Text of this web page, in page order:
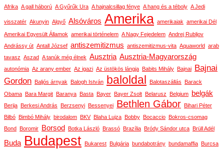
Afrika A gall háború A Gyűrűk Ura A hajnalcsillag fénye A hang és a téboly A Jedi
visszatér Akunyin Algyő Alsóváros Amerika amerikaiak amerikai Dél
Amerikai Egyesült Államok amerikai történelem A Nagy Fejedelem Andrej Rubljov
Andrássy út Antall József antiszemitizmus antiszemitizmus-vita Aquaworld arab
tavasz Aszad A tanúk még élnek Ausztria Ausztria-Magyarország
autonómia Az arany ember Az igazi Az üstökös lángja Babits Mihály Bajnai Bajnai
Gordon Baljós árnyak Balogh István baloldal Balotaszállás Barack
Obama Bara Margit Baranya Basta Bayer Bayer Zsolt Belarusz Belgium belgák
Berija Berkesi András Berzsenyi Bessenyei Bethlen Gábor Bihari Péter
Bilbó Bimbó Mihály birodalom BKV Blaha Lujza Bobby Bocaccio Bokros-csomag
Bond Boromir Borsod Botka László Brassó Brazília Bródy Sándor utca Brüll Adél
Buda Budapest Bukarest Bulgária bundabotrány bundamaffia Burcsa